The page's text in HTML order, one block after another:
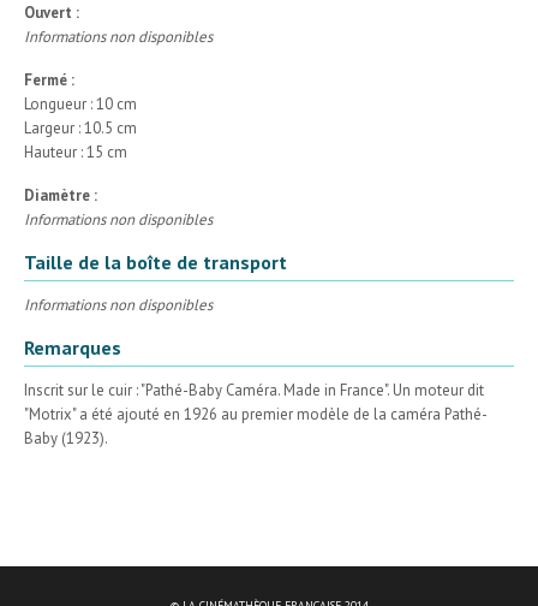
Ouvert :
Informations non disponibles
Fermé :
Longueur : 10 cm
Largeur : 10.5 cm
Hauteur : 15 cm
Diamètre :
Informations non disponibles
Taille de la boîte de transport
Informations non disponibles
Remarques
Inscrit sur le cuir : "Pathé-Baby Caméra. Made in France". Un moteur dit
"Motrix" a été ajouté en 1926 au premier modèle de la caméra Pathé-
Baby (1923).